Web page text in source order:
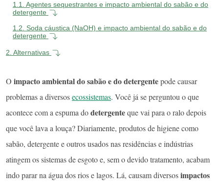
1.1.
Agentes sequestrantes e impacto ambiental do sabão e do
detergente
1.2.
Soda cáustica (NaOH) e impacto ambiental do sabão e do
detergente
2. Alternativas
O impacto ambiental do sabão e do detergentepode causar
problemas a diversosecossistemas. Você já se perguntou o que
acontece com a espuma dodetergenteque vai para o ralo depois
que você lava a louça? Diariamente, produtos de higiene como
sabão, detergente e outros usados nas residências e indústrias
atingem os sistemas de esgoto e, sem o devido tratamento, acabam
indo parar na água dos rios e lagos. Lá, causam diversosimpactos